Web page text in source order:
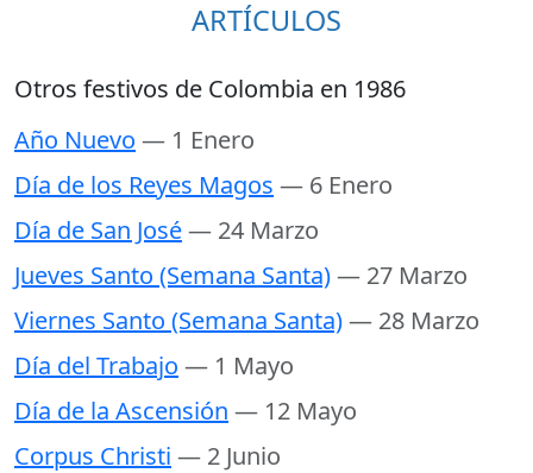
ARTÍCULOS
Otros festivos de Colombia en 1986
Año Nuevo — 1 Enero
Día de los Reyes Magos — 6 Enero
Día de San José— 24 Marzo
Jueves Santo (Semana Santa)— 27 Marzo
Viernes Santo (Semana Santa)— 28 Marzo
Día del Trabajo — 1 Mayo
Día de la Ascensión — 12 Mayo
Corpus Christi — 2 Junio